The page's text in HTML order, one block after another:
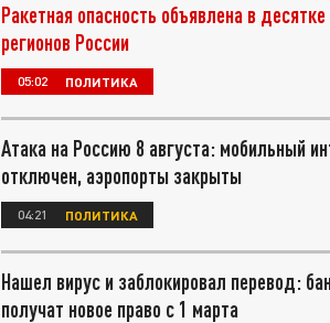
Ракетная опасность объявлена в десятке
регионов России
05:02 ПОЛИТИКА
Атака на Россию 8 августа: мобильный
отключен, аэропорты закрыты
04:21 ПОЛИТИКА
Нашел вирус и заблокировал перевод:
получат новое право с 1 марта